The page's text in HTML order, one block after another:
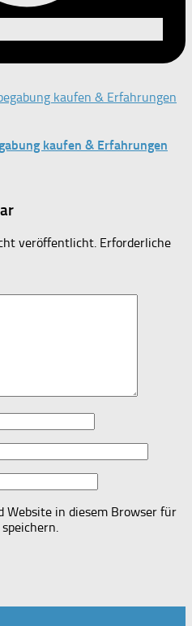
kaufen & Erfahrungen
veröffentlicht. Erforderliche
Website in diesem Browser für